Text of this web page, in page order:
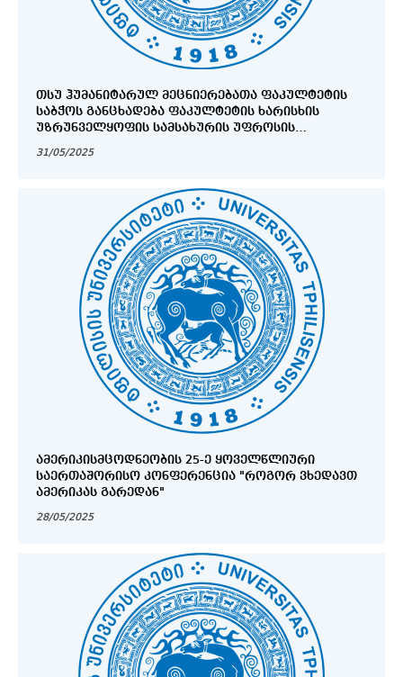
ᲗᲡᲣ ᲰᲣᲛᲐᲜᲘᲢᲐᲠᲣᲚ ᲛᲔᲪᲜᲘᲔᲠᲔᲑᲐᲗᲐ ᲤᲐᲙᲣᲚᲢᲔᲢᲘᲡ
ᲡᲐᲑᲭᲝᲡ ᲒᲐᲜᲪᲮᲐᲓᲔᲑᲐ ᲤᲐᲙᲣᲚᲢᲔᲢᲘᲡ ᲮᲐᲠᲘᲡᲮᲘᲡ
ᲣᲖᲠᲣᲜᲕᲔᲚᲧᲝᲤᲘᲡ ᲡᲐᲛᲡᲐᲮᲣᲠᲘᲡ ᲣᲤᲠᲝᲡᲘᲡ
31/05/2025
ᲐᲛᲔᲠᲘᲙᲘᲡᲛᲪᲝᲓᲜᲔᲝᲑᲘᲡ 25-Ე ᲧᲝᲕᲔᲚᲬᲚᲘᲣᲠᲘ
ᲡᲐᲔᲠᲗᲐᲨᲝᲠᲘᲡᲝ ᲙᲝᲜᲤᲔᲠᲔᲜᲪᲘᲐ "ᲠᲝᲒᲝᲠ ᲕᲮᲔᲓᲐᲕᲗ
ᲐᲛᲔᲠᲘᲙᲐᲡ ᲒᲐᲠᲔᲓᲐᲜ"
28/05/2025